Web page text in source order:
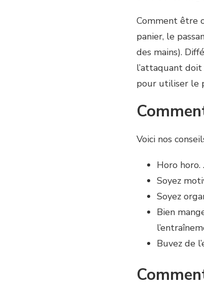
Comment être
panier, le
des mains).
l’attaquant
pour utiliser le
Voici nos
Horo horo.
Soyez
Soyez
Bien
Buvez de